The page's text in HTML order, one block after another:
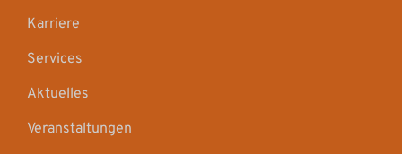
Karriere
Services
Aktuelles
Veranstaltungen